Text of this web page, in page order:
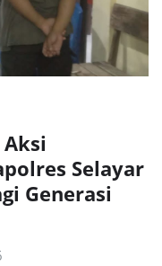
Selayar
Generasi